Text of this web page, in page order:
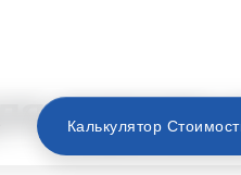
Калькулятор